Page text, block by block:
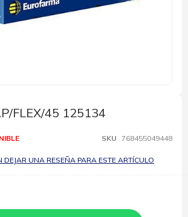
FLEX/45 125134
SKU 768455049448
DEJAR UNA RESEÑA PARA ESTE ARTÍCULO